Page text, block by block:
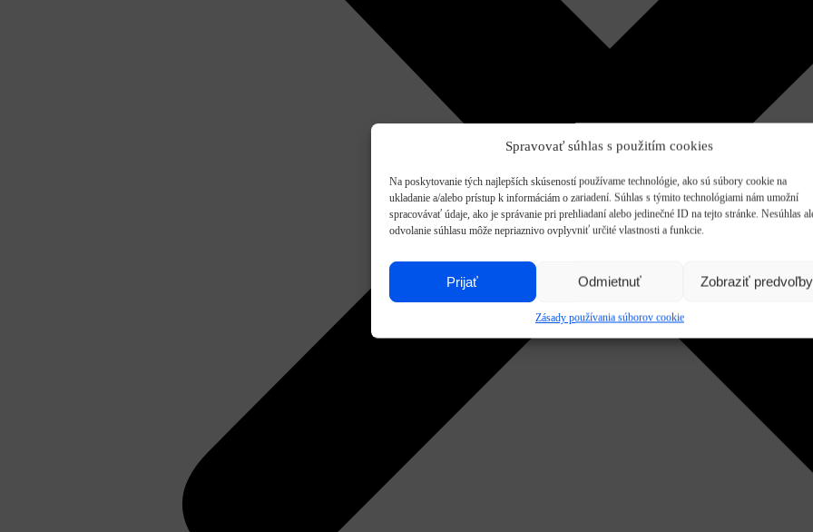
Spravovať súhlas s použitím cookies
Na poskytovanie tých najlepších skúseností používame technológie, ako sú súbory cookie na
ukladanie a/alebo prístup k informáciám o zariadení. Súhlas s týmito technológiami nám umožní
spracovávať údaje, ako je správanie pri prehliadaní alebo jedinečné ID na tejto stránke. Nesúhlas
odvolanie súhlasu môže nepriaznivo ovplyvniť určité vlastnosti a funkcie.
Prijať Odmietnuť Zobraziť predvoľby
Zásady používania súborov cookie